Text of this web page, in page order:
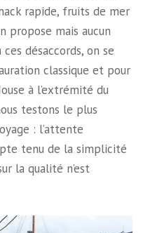
rapide, fruits de mer
propose mais aucun
désaccords, on se
classique et pour
à l’extrémité du
testons le plus
: l’attente
tenu de la simplicité
la qualité n’est